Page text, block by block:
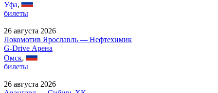
Уфа,
билеты
26 августа 2026
Локомотив Ярославль — Нефтехимик
G-Drive Арена
Омск,
билеты
26 августа 2026